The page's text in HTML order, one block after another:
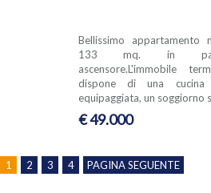
Bellissimo appartamento
133 mq. in
ascensore.L'immobile
dispone di una
equipaggiata, un soggiorno
€ 49.000
1 2 3 4 PAGINA SEGUENTE